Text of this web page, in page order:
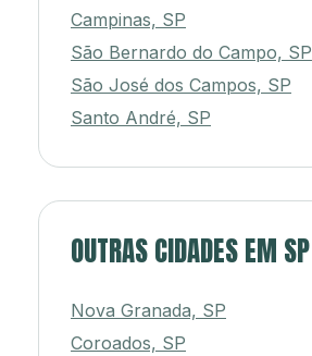
Campinas, SP
São Bernardo do Campo, SP
São José dos Campos, SP
Santo André, SP
OUTRAS CIDADES EM SP
Nova Granada, SP
Coroados, SP